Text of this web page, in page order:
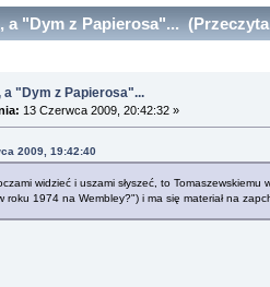
a "Dym z Papierosa"...
"Dym z Papierosa"...
13 Czerwca 2009, 20:42:32 »
2009, 19:42:40
widzieć i uszami słyszeć, to
roku 1974 na Wembley?") i ma się materiał na